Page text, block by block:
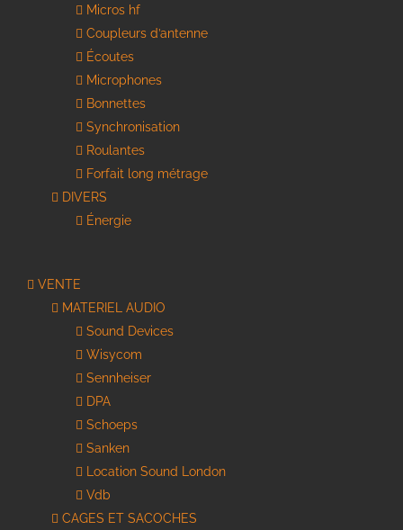
Micros hf
Coupleurs d’antenne
Écoutes
Microphones
Bonnettes
Synchronisation
Roulantes
Forfait long métrage
DIVERS
Énergie
VENTE
MATERIEL AUDIO
Sound Devices
Wisycom
Sennheiser
DPA
Schoeps
Sanken
Location Sound London
Vdb
CAGES ET SACOCHES